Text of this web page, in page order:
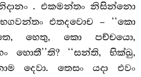
. එකමන්තං නිසින්නො
එතදවොච – ‘‘කො
හෙතු, කො පච්චයො,
හොතී’’ති? ‘‘සන්ති, භික්ඛු,
දෙවා. තෙසං යදා එවං